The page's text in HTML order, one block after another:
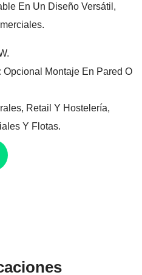
En Un Diseño Versátil,
Opcional Montaje En Pared O
Retail Y Hostelería,
Y Flotas.